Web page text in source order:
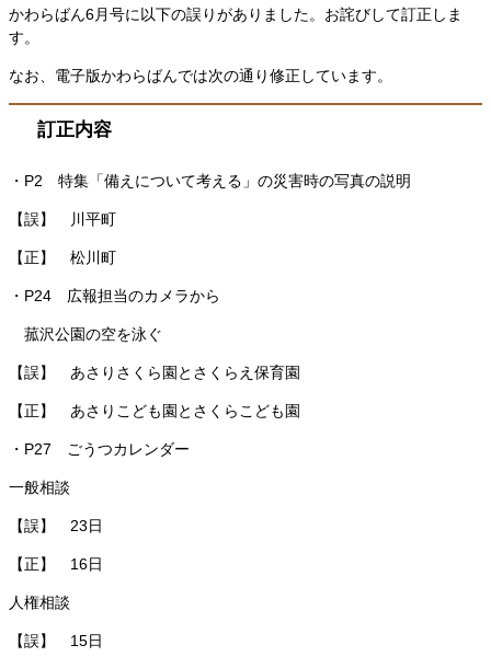
かわらばん6月号に以下の誤りがありました。お詫びして訂正しま
す。
なお、電子版かわらばんでは次の通り修正しています。
訂正内容
・P2 特集「備えについて考える」の災害時の写真の説明
【誤】 川平町
【正】 松川町
・P24 広報担当のカメラから
菰沢公園の空を泳ぐ
【誤】 あさりさくら園とさくらえ保育園
【正】 あさりこども園とさくらこども園
・P27 ごうつカレンダー
一般相談
【誤】 23日
【正】 16日
人権相談
【誤】 15日